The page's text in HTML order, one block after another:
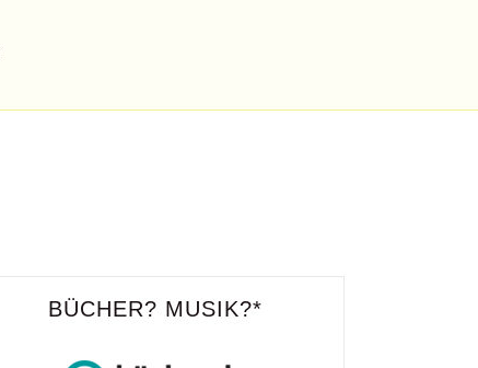
BÜCHER? MUSIK?*